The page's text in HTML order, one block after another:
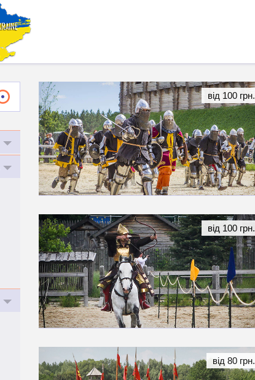
від 100 грн.
від 100 грн.
від 80 грн.